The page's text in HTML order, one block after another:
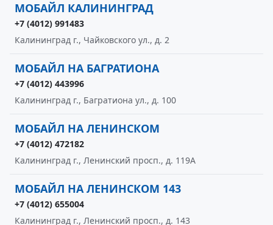
МОБАЙЛ КАЛИНИНГРАД
+7 (4012) 991483
Калининград г., Чайковского ул., д. 2
МОБАЙЛ НА БАГРАТИОНА
+7 (4012) 443996
Калининград г., Багратиона ул., д. 100
МОБАЙЛ НА ЛЕНИНСКОМ
+7 (4012) 472182
Калининград г., Ленинский просп., д. 119А
МОБАЙЛ НА ЛЕНИНСКОМ 143
+7 (4012) 655004
Калининград г., Ленинский просп., д. 143